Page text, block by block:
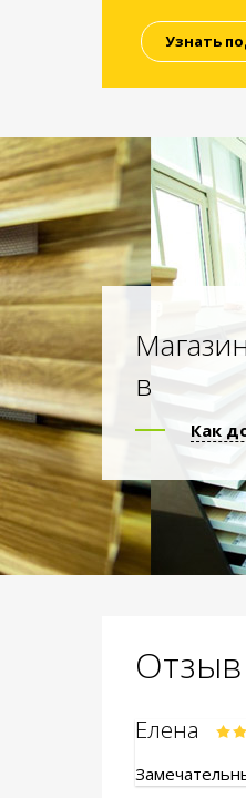
Узнать
в
Как
Елена